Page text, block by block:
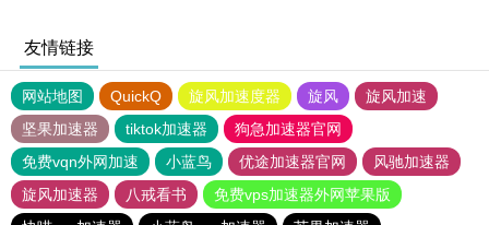
友情链接
网站地图 QuickQ 旋风加速度器 旋风
旋风加速
坚果加速器
tiktok加速器
狗急加速器官网
免费vqn外网加速
小蓝鸟 优途加速器官网
风驰加速器
旋风加速器
八戒看书
免费vps加速器外网苹果版